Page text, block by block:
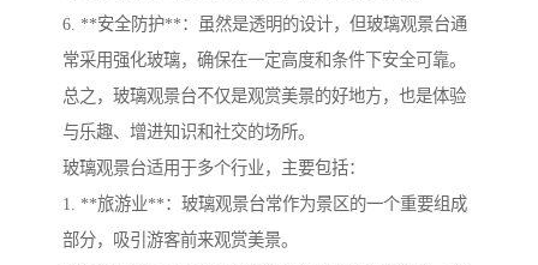
6. **安全防护**：虽然是透明的设计，但玻璃观景台通
常采用强化玻璃，确保在一定高度和条件下安全可靠。
总之，玻璃观景台不仅是观赏美景的好地方，也是体验
与乐趣、增进知识和社交的场所。
玻璃观景台适用于多个行业，主要包括：
1. **旅游业**：玻璃观景台常作为景区的一个重要组成
部分，吸引游客前来观赏美景。